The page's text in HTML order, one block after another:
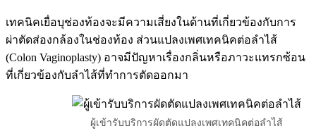
เทคนิคเยื่อบุช่องท้องจะมีความเสี่ยงในด้านที่เกี่ยวข้องกับการ
ผ่าตัดส่องกล้องในช่องท้อง ส่วนแปลงเพศเทคนิคต่อลำไส้
(Colon Vaginoplasty) อาจมีปัญหาเรื่องกลิ่นหรือภาวะแทรกซ้อน
ที่เกี่ยวข้องกับลำไส้ที่ทำการตัดออกมา
ผู้เข้ารับบริการผัดตัดแปลงเพศเทคนิคต่อลำไส้